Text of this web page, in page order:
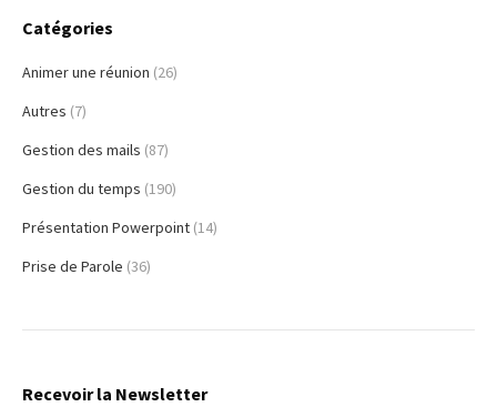
Catégories
Animer une réunion (26)
Autres (7)
Gestion des mails (87)
Gestion du temps (190)
Présentation Powerpoint (14)
Prise de Parole (36)
Recevoir la Newsletter